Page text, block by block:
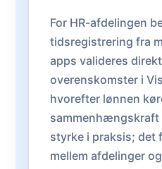
For HR-afdelingen
tidsregistrering fra
apps valideres
overenskomster i
hvorefter lønnen
sammenhængskraft
styrke i praksis; det
mellem afdelinger